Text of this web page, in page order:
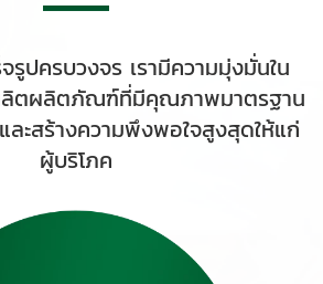
รูปครบวงจร เรามีความมุ่งมั่นใน
ลิตผลิตภัณฑ์ที่มีคุณภาพมาตรฐาน
ะสร้างความพึงพอใจสูงสุดให้แก่
ผู้บริโภค